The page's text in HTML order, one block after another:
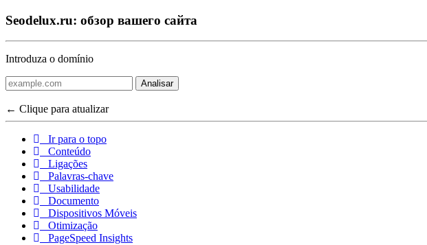
Seodelux.ru: обзор вашего сайта
Introduza o domínio
Analisar
← Clique para atualizar
Ir para o topo
Conteúdo
Ligações
Palavras-chave
Usabilidade
Documento
Dispositivos Móveis
Otimização
PageSpeed Insights